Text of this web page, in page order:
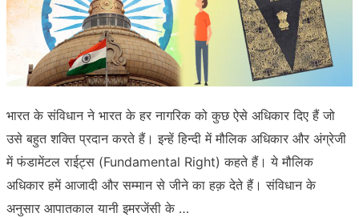
इन
में
पंजाब
हरियाणा
हाईकोर्ट
भारत के संविधान ने भारत के हर नागरिक को कुछ ऐसे अधिकार दिए हैं जो
उसे बहुत शक्ति प्रदान करते हैं। इन्हें हिन्दी में मौलिक अधिकार और अंग्रेजी
में फंडामेंटल राईट्स (Fundamental Right) कहते हैं। ये मौलिक
अधिकार हमें आजादी और सम्मान से जीने का हक़ देते हैं। संविधान के
अनुसार आपातकाल यानी इमरजेंसी के …